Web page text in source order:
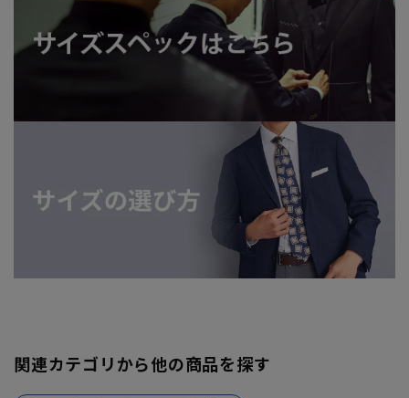
関連カテゴリから他の商品を探す